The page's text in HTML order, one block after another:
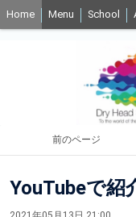
Home Menu School
前のページ
YouTubeで紹